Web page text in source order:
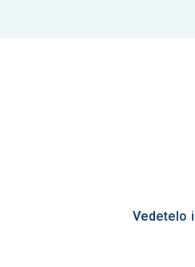
Vedetelo